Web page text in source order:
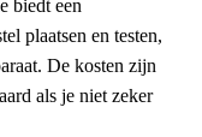
biedt een
plaatsen en testen,
De kosten zijn
als je niet zeker